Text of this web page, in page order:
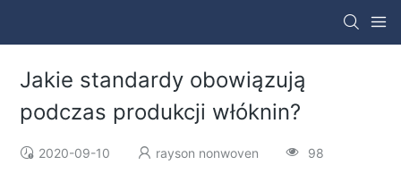
Jakie standardy obowiązują
podczas produkcji włóknin?
2020-09-10 rayson nonwoven 98